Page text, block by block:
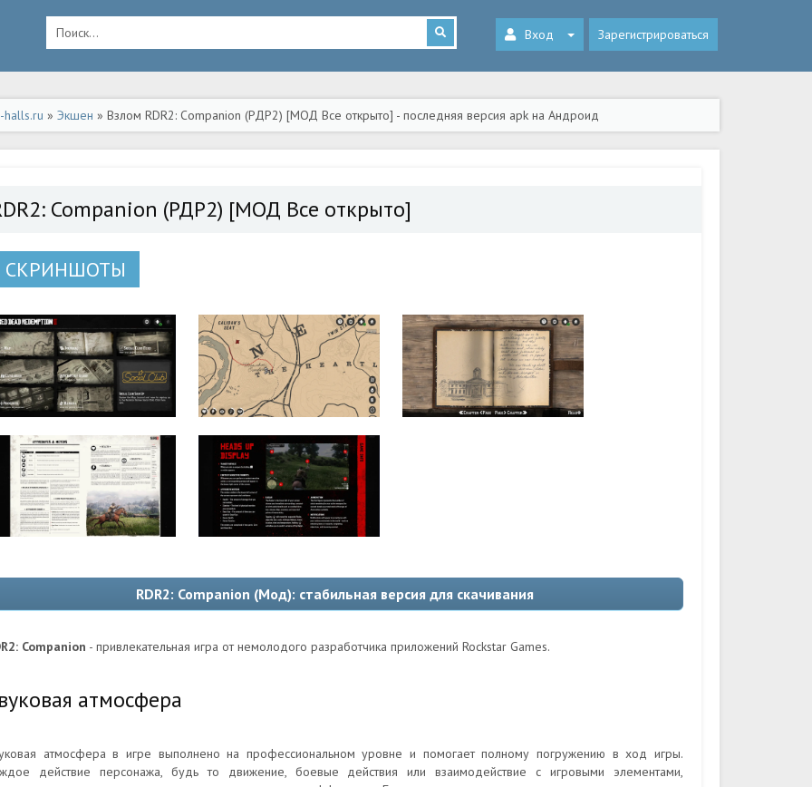
Вход Зарегистрироваться
halls.ru » Экшен » Взлом RDR2: Companion (РДР2) [МОД Все открыто] - последняя версия apk на Андроид
Companion (РДР2) [МОД Все открыто]
СКРИНШОТЫ
RDR2: Companion (Мод): стабильная версия для скачивания
Companion - привлекательная игра от немолодого разработчика приложений Rockstar Games.
атмосфера
атмосфера в игре выполнено на профессиональном уровне и помогает полному погружению в ход игры.
действие персонажа, будь то движение, боевые действия или взаимодействие с игровыми элементами,